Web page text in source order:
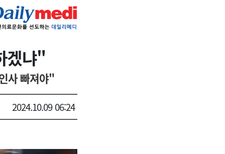
겠냐"
사 빠져야"
2024.10.09 06:24